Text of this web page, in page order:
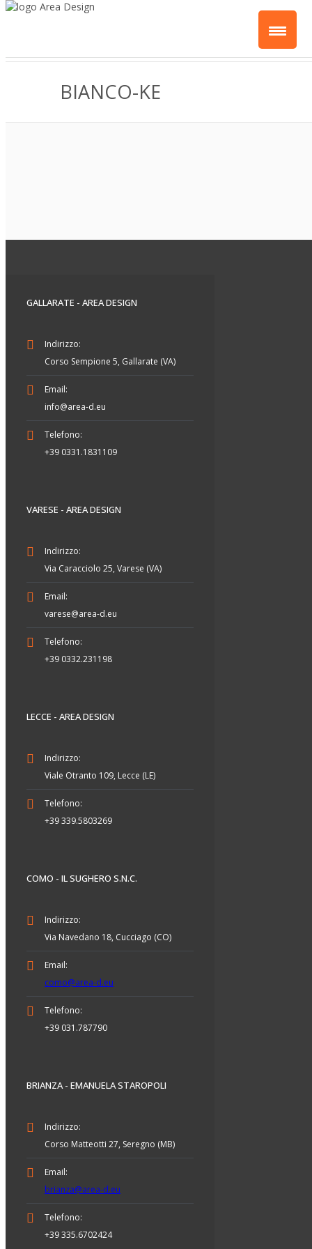
BIANCO-KE
GALLARATE - AREA DESIGN
Indirizzo:
Corso Sempione 5, Gallarate (VA)
Email:
info@area-d.eu
Telefono:
+39 0331.1831109
VARESE - AREA DESIGN
Indirizzo:
Via Caracciolo 25, Varese (VA)
Email:
varese@area-d.eu
Telefono:
+39 0332.231198
LECCE - AREA DESIGN
Indirizzo:
Viale Otranto 109, Lecce (LE)
Telefono:
+39 339.5803269
COMO - IL SUGHERO S.N.C.
Indirizzo:
Via Navedano 18, Cucciago (CO)
Email:
como@area-d.eu
Telefono:
+39 031.787790
BRIANZA - EMANUELA STAROPOLI
Indirizzo:
Corso Matteotti 27, Seregno (MB)
Email:
brianza@area-d.eu
Telefono:
+39 335.6702424